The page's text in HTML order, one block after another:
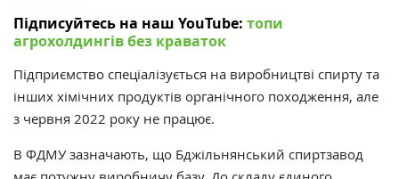
Підписуйтесь на наш YouTube: топи
агрохолдингів без краваток
Підприємство спеціалізується на виробництві спирту та
інших хімічних продуктів органічного походження, але
з червня 2022 року не працює.
В ФДМУ зазначають, що Бджільнянський спиртзавод